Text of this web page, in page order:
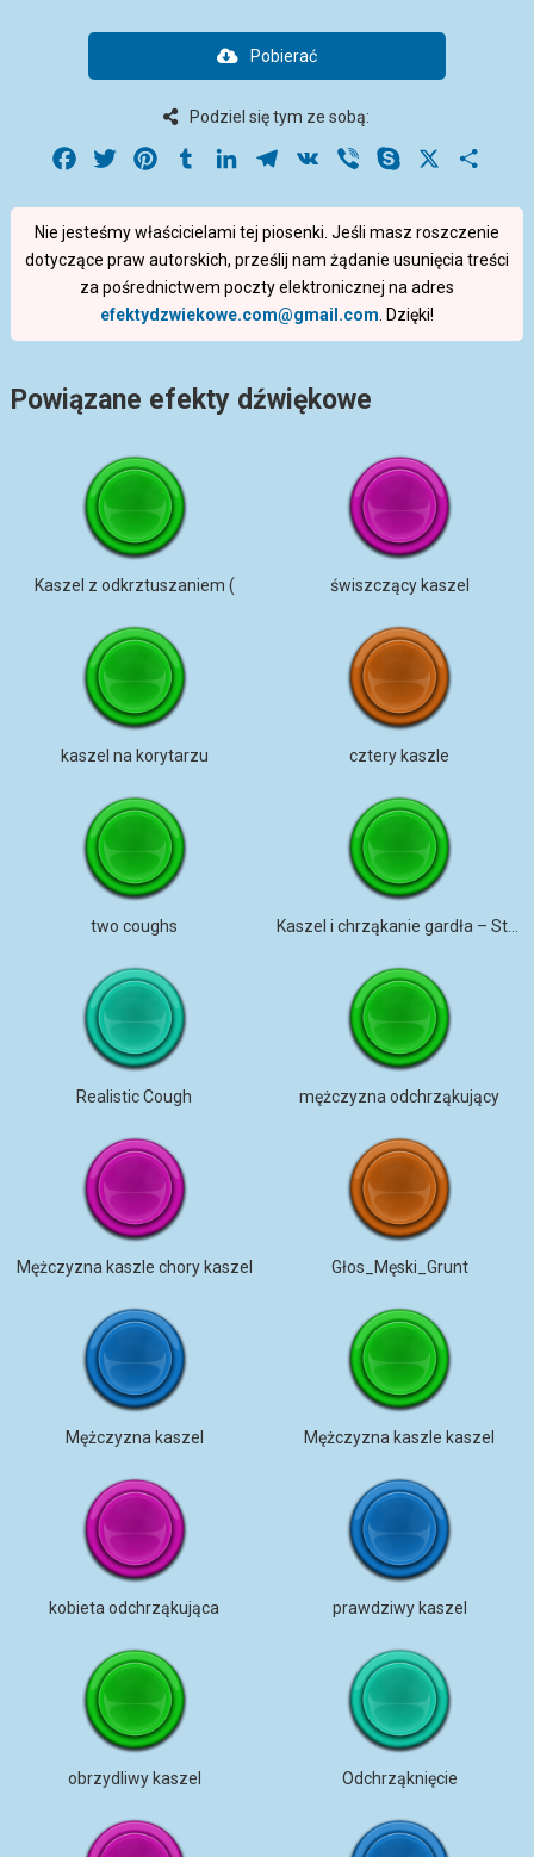
Pobierać
Podziel się tym ze sobą:
Facebook
Twitter PinterestTumblrLinkedInTelegram
VK Viber Skype
Nie jesteśmy właścicielami tej piosenki. Jeśli masz roszczenie
dotyczące praw autorskich, prześlij nam żądanie usunięcia treści
za pośrednictwem poczty elektronicznej na adres
efektydzwiekowe.com@gmail.com . Dzięki!
Powiązane efekty dźwiękowe
Kaszel z odkrztuszaniem ( świszczący kaszel
kaszel na korytarzu cztery kaszle
two coughs Kaszel i chrząkanie gardła – Stereo
Realistic Cough mężczyzna odchrząkujący
Mężczyzna kaszle chory kaszel Głos_Męski_Grunt
Mężczyzna kaszel Mężczyzna kaszle kaszel
kobieta odchrząkująca prawdziwy kaszel
obrzydliwy kaszel Odchrząknięcie